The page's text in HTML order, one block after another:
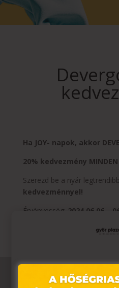
Ha JOY- napok, akkor
20% kedvezmény
Szerezd be a nyár
kedvezménnyel!
Érvényesség: 2024.06.06 –